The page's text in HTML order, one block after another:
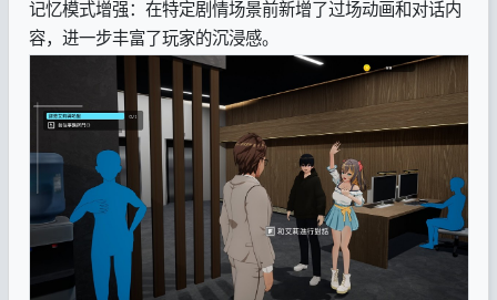
记忆模式增强：在特定剧情场景前新增了过场动画和对话内
容，进一步丰富了玩家的沉浸感。